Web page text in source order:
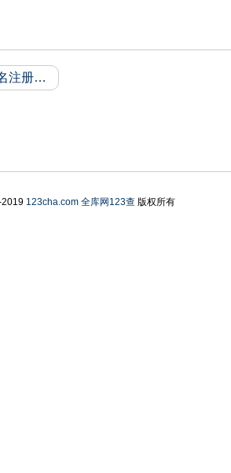
域名注册信息
123cha.com 全库网123查版权所有